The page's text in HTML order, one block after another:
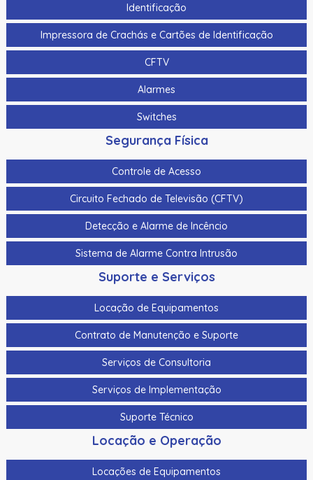
Identificação
Impressora de Crachás e Cartões de Identificação
CFTV
Alarmes
Switches
Segurança Física
Controle de Acesso
Circuito Fechado de Televisão (CFTV)
Detecção e Alarme de Incêncio
Sistema de Alarme Contra Intrusão
Suporte e Serviços
Locação de Equipamentos
Contrato de Manutenção e Suporte
Serviços de Consultoria
Serviços de Implementação
Suporte Técnico
Locação e Operação
Locações de Equipamentos